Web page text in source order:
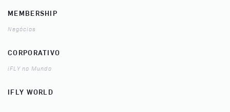
MEMBERSHIP
Negócios
CORPORATIVO
iFLY no Mundo
IFLY WORLD